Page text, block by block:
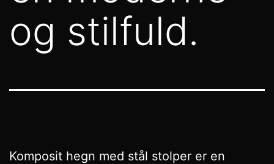
og stilfuld.
Komposit hegn med stål stolper er en